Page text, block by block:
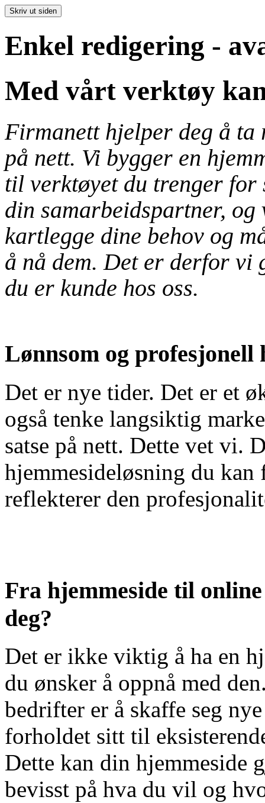
Enkel redigering -
Med vårt verktøy kan
Firmanett hjelper deg å
på nett. Vi bygger en
til verktøyet du trenger for
din samarbeidspartner,
kartlegge dine behov og
å nå dem. Det er derfor vi
du er kunde hos oss.
Lønnsom og profesjonell
Det er nye tider. Det er et
også tenke langsiktig
satse på nett. Dette vet vi.
hjemmesideløsning du kan
reflekterer den
Fra hjemmeside til
deg?
Det er ikke viktig å ha en
du ønsker å oppnå med
bedrifter er å skaffe seg
forholdet sitt til
Dette kan din hjemmeside
bevisst på hva du vil og